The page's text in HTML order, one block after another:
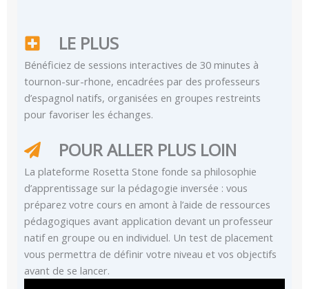
LE PLUS
Bénéficiez de sessions interactives de 30 minutes à
tournon-sur-rhone, encadrées par des professeurs
d’espagnol natifs, organisées en groupes restreints
pour favoriser les échanges.
POUR ALLER PLUS LOIN
La plateforme Rosetta Stone fonde sa philosophie
d’apprentissage sur la pédagogie inversée : vous
préparez votre cours en amont à l’aide de ressources
pédagogiques avant application devant un professeur
natif en groupe ou en individuel. Un test de placement
vous permettra de définir votre niveau et vos objectifs
avant de se lancer.